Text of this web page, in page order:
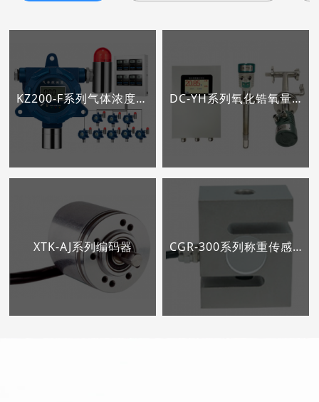
KZ200-F系列气体浓度变送器 DC-YH系列氧化锆氧量变送器
XTK-AJ系列编码器 CGR-300系列称重传感器